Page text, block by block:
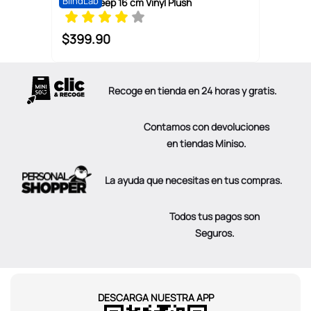
$399.90
Recoge en tienda en 24 horas y gratis.
Contamos con devoluciones
en tiendas Miniso.
La ayuda que necesitas en tus compras.
Todos tus pagos son
Seguros.
DESCARGA NUESTRA APP